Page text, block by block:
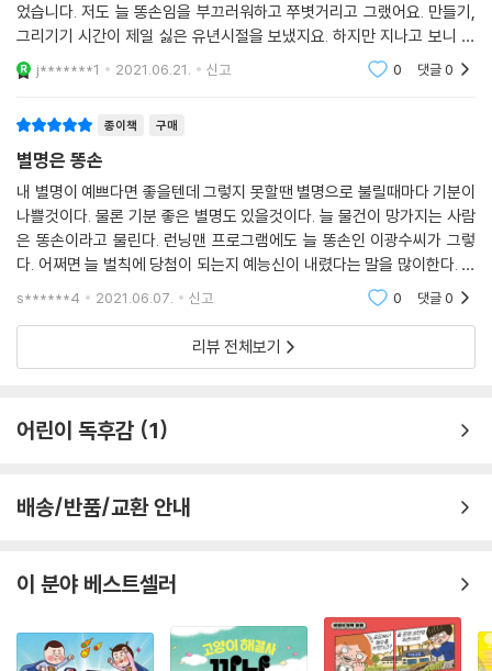
었습니다. 저도 늘 똥손임을 부끄러워하고 쭈볏거리고 그랬어요. 만들기,
그리기기 시간이 제일 싫은 유년시절을 보냈지요. 하지만 지나고 보니 참
그런것들은 별 것이 아니었더라구요. 이렇게 자신감을 주는 동화책입니다.
어른에게
j*******1 2021.06.21. 신고 0 댓글0
종이책 구매
별명은 똥손
내 별명이 예쁘다면 좋을텐데 그렇지 못할땐 별명으로 불릴때마다 기분이
나쁠것이다. 물론 기분 좋은 별명도 있을것이다. 늘 물건이 망가지는 사람
은 똥손이라고 물린다. 런닝맨 프로그램에도 늘 똥손인 이광수씨가 그렇
다. 어쩌면 늘 벌칙에 당첨이 되는지 예능신이 내렸다는 말을 많이한다. 주
인공 지안이가 마법의 손톱 스티커로 똥손에서 금손이 되었을때 얼마나 좋
s******4 2021.06.07. 신고 0 댓글0
리뷰 전체보기
어린이 독후감 1
배송/반품/교환 안내
이 분야 베스트셀러